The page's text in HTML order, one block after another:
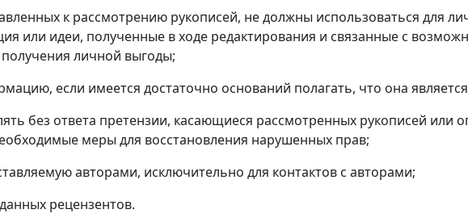
к рассмотрению рукописей, не должны использоваться для
или идеи, полученные в ходе редактирования и связанные с
личной выгоды;
если имеется достаточно оснований полагать, что она
без ответа претензии, касающиеся рассмотренных рукописей или
меры для восстановления нарушенных прав;
авторами, исключительно для контактов с авторами;
рецензентов.